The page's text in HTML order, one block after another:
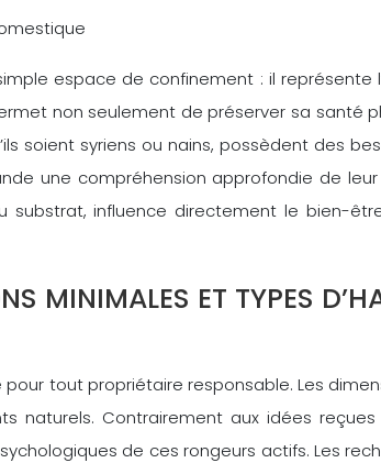
espace de confinement : il
non seulement de préserver sa santé
soient syriens ou nains, possèdent des
une compréhension approfondie de
influence directement le bien-
MINIMALES ET TYPES
tout propriétaire responsable. Les
Contrairement aux idées
de ces rongeurs actifs. Les